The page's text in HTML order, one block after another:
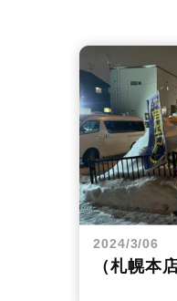
2024/3/06
（札幌本